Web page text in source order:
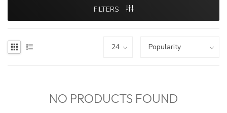
FILTERS
NO PRODUCTS FOUND